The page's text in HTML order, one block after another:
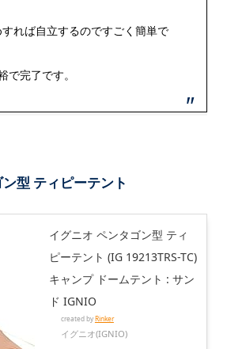
れば自立するのですごく簡単で
で完了です。
型 ティピーテント
イグニオ ペンタゴン型 ティ
ピーテント (IG 19213TRS-TC)
キャンプ ドームテント : サン
ド IGNIO
created byRinker
イグニオ(IGNIO)